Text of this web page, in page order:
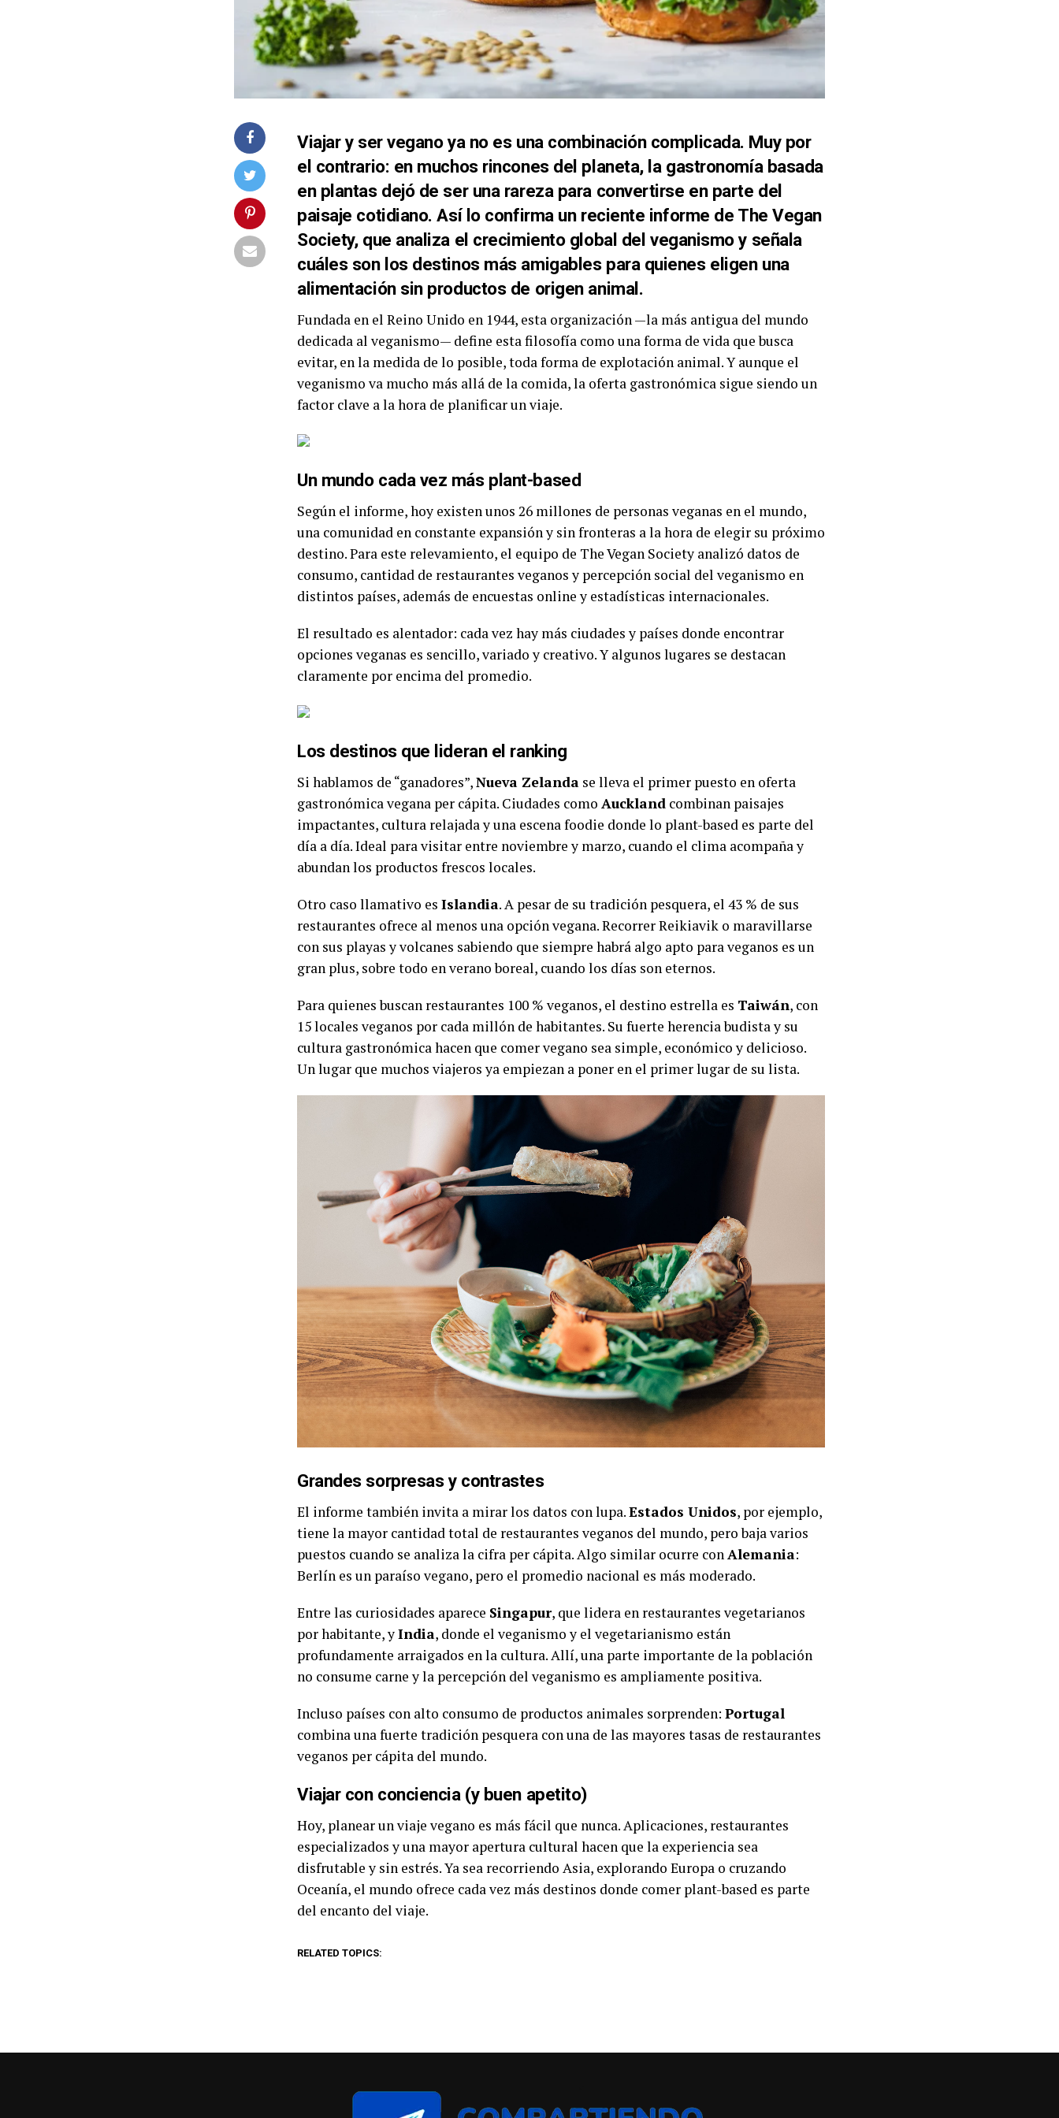
Viajar y ser vegano ya no es una combinación complicada. Muy por
el contrario: en muchos rincones del planeta, la gastronomía basada
en plantas dejó de ser una rareza para convertirse en parte del
paisaje cotidiano. Así lo confirma un reciente informe de The Vegan
Society, que analiza el crecimiento global del veganismo y señala
cuáles son los destinos más amigables para quienes eligen una
alimentación sin productos de origen animal.
Fundada en el Reino Unido en 1944, esta organización —la más antigua del mundo
dedicada al veganismo— define esta filosofía como una forma de vida que busca
evitar, en la medida de lo posible, toda forma de explotación animal. Y aunque el
veganismo va mucho más allá de la comida, la oferta gastronómica sigue siendo un
factor clave a la hora de planificar un viaje.
Un mundo cada vez más plant-based
Según el informe, hoy existen unos 26 millones de personas veganas en el mundo,
una comunidad en constante expansión y sin fronteras a la hora de elegir su próximo
destino. Para este relevamiento, el equipo de The Vegan Society analizó datos de
consumo, cantidad de restaurantes veganos y percepción social del veganismo en
distintos países, además de encuestas online y estadísticas internacionales.
El resultado es alentador: cada vez hay más ciudades y países donde encontrar
opciones veganas es sencillo, variado y creativo. Y algunos lugares se destacan
claramente por encima del promedio.
Los destinos que lideran el ranking
Si hablamos de “ganadores”,Nueva Zelanda se lleva el primer puesto en oferta
gastronómica vegana per cápita. Ciudades como Auckland combinan paisajes
impactantes, cultura relajada y una escena foodie donde lo plant-based es parte del
día a día. Ideal para visitar entre noviembre y marzo, cuando el clima acompaña y
abundan los productos frescos locales.
Otro caso llamativo es Islandia. A pesar de su tradición pesquera, el 43 % de sus
restaurantes ofrece al menos una opción vegana. Recorrer Reikiavik o maravillarse
con sus playas y volcanes sabiendo que siempre habrá algo apto para veganos es un
gran plus, sobre todo en verano boreal, cuando los días son eternos.
Para quienes buscan restaurantes 100 % veganos, el destino estrella es Taiwán, con
15 locales veganos por cada millón de habitantes. Su fuerte herencia budista y su
cultura gastronómica hacen que comer vegano sea simple, económico y delicioso.
Un lugar que muchos viajeros ya empiezan a poner en el primer lugar de su lista.
Grandes sorpresas y contrastes
El informe también invita a mirar los datos con lupa.Estados Unidos, por ejemplo,
tiene la mayor cantidad total de restaurantes veganos del mundo, pero baja varios
puestos cuando se analiza la cifra per cápita. Algo similar ocurre conAlemania:
Berlín es un paraíso vegano, pero el promedio nacional es más moderado.
Entre las curiosidades aparece Singapur, que lidera en restaurantes vegetarianos
por habitante, yIndia, donde el veganismo y el vegetarianismo están
profundamente arraigados en la cultura. Allí, una parte importante de la población
no consume carne y la percepción del veganismo es ampliamente positiva.
Incluso países con alto consumo de productos animales sorprenden: Portugal
combina una fuerte tradición pesquera con una de las mayores tasas de restaurantes
veganos per cápita del mundo.
Viajar con conciencia (y buen apetito)
Hoy, planear un viaje vegano es más fácil que nunca. Aplicaciones, restaurantes
especializados y una mayor apertura cultural hacen que la experiencia sea
disfrutable y sin estrés. Ya sea recorriendo Asia, explorando Europa o cruzando
Oceanía, el mundo ofrece cada vez más destinos donde comer plant-based es parte
del encanto del viaje.
RELATED TOPICS: